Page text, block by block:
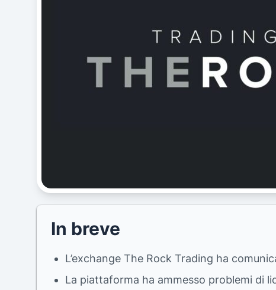
In breve
L’exchange The Rock Trading ha
La piattaforma ha ammesso problemi di